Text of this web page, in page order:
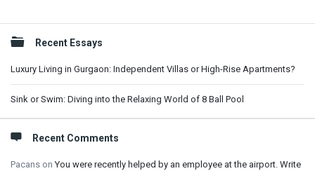
Sidebar
Recent Essays
Luxury Living in Gurgaon: Independent Villas or High-Rise Apartments?
Sink or Swim: Diving into the Relaxing World of 8 Ball Pool
Recent Comments
Pacans onYou were recently helped by an employee at the airport. Write